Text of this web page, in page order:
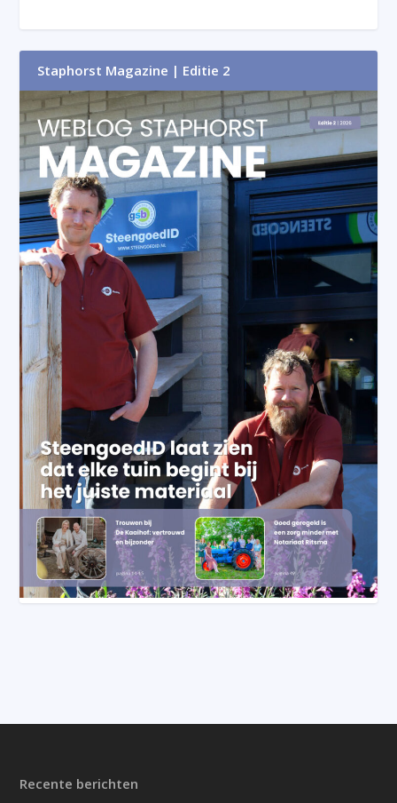
Staphorst Magazine | Editie 2
Recente berichten